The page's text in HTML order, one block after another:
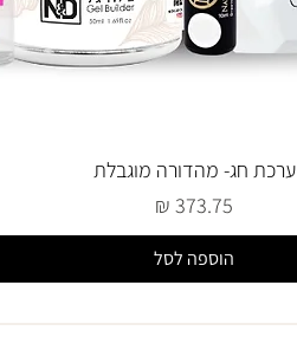
ערכת חג- מהדורה מוגבלת
מחיר
הוספה לסל